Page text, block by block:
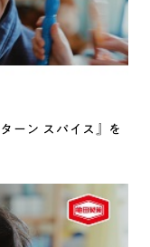
ーン スパイス』を